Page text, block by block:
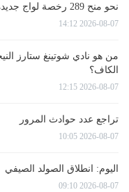
نحو منح 289 رخصة لواج جديدة بولاية صفاقس
2026-08-07 14:12
من هو نادي شوتينغ ستارز
الكاف؟
2026-08-07 12:15
تراجع عدد حوادث المرور
2026-08-07 10:05
اليوم: انطلاق الصولد الصيفي
2026-08-07 09:10